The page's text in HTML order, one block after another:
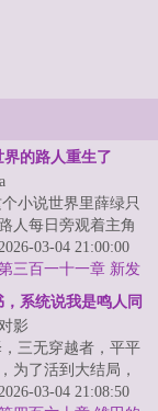
界的路人重生了
小说世界里薛绿只
人每日旁观着主角
有一天，世界崩溃
03-04 21:00:00
三百一十一章 新发
系统说我是鸣人同
影
三无穿越者，平平
为了活到大结局，
学校教书。
03-04 21:08:50